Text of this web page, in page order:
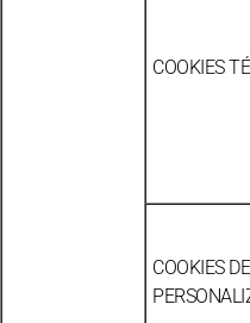
COOKIES
COOKIES DE